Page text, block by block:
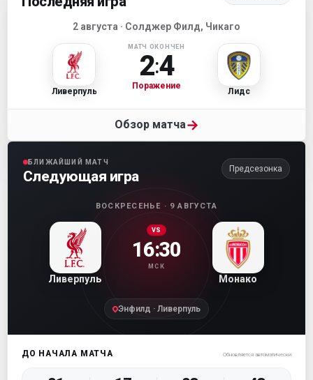
2 августа · Солджер Филд, Чикаго
Ливерпуль
МАТЧ ОКОНЧЕН
2:4
Поражение
Лидс
Обзор матча→
БЛИЖАЙШИЙ МАТЧ
Следующая игра Предсезонка
ВОСКРЕСЕНЬЕ · 9 АВГУСТА
Ливерпуль
VS
16:30
МСК
Монако
Энфилд · Ливерпуль
ДО НАЧАЛА МАТЧА Обновляется автоматически